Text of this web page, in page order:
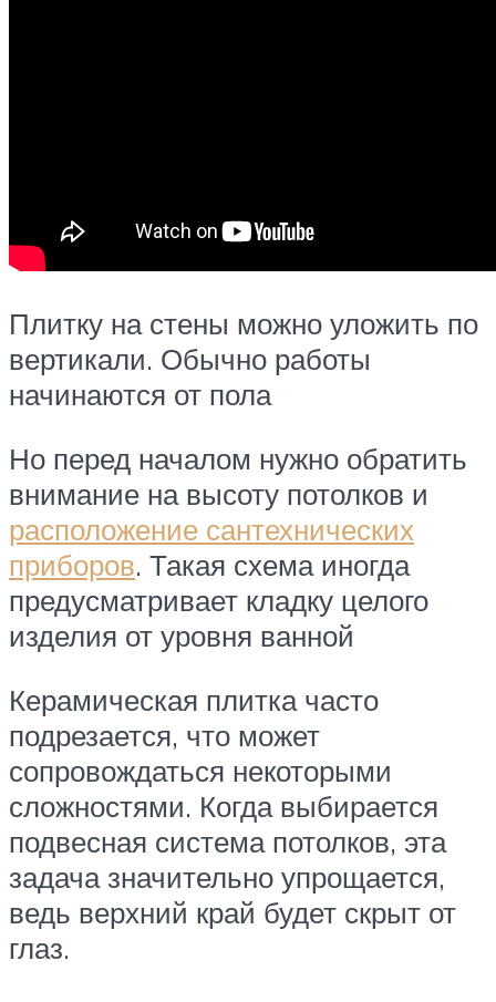
Плитку на стены можно уложить по
вертикали. Обычно работы
начинаются от пола
Но перед началом нужно обратить
внимание на высоту потолков и
расположение сантехнических
приборов. Такая схема иногда
предусматривает кладку целого
изделия от уровня ванной
Керамическая плитка часто
подрезается, что может
сопровождаться некоторыми
сложностями. Когда выбирается
подвесная система потолков, эта
задача значительно упрощается,
ведь верхний край будет скрыт от
глаз.